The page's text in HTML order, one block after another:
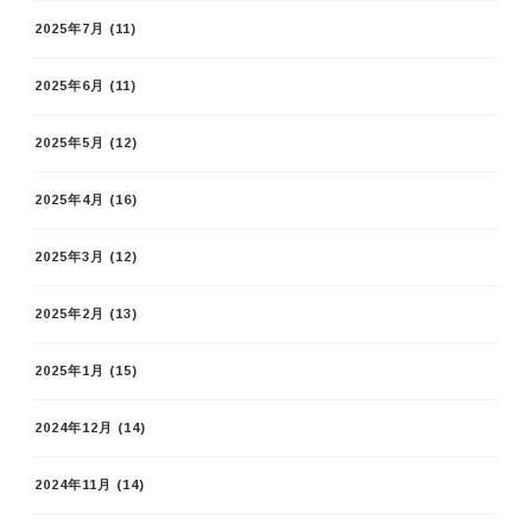
2025年7月 (11)
2025年6月 (11)
2025年5月 (12)
2025年4月 (16)
2025年3月 (12)
2025年2月 (13)
2025年1月 (15)
2024年12月 (14)
2024年11月 (14)